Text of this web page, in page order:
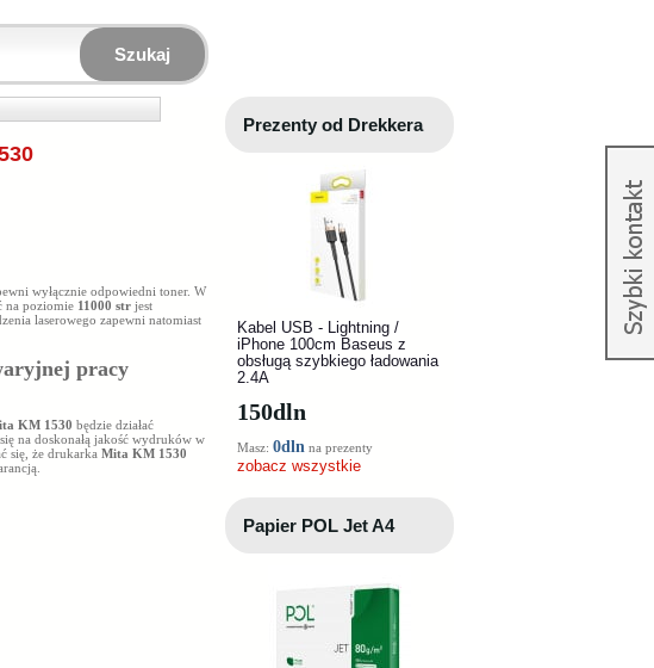
Szukaj
wyłącznie odpowiedni toner. W
na poziomie 11000 str jest
laserowego zapewni natomiast
pracy
KM 1530 będzie działać
na doskonałą jakość wydruków w
się, że drukarka Mita KM 1530
Prezenty od Drekkera
Kabel USB - Lightning /
iPhone 100cm Baseus z
obsługą szybkiego ładowania
2.4A
150dln
Masz: 0dln na prezenty
zobacz wszystkie
Papier POL Jet A4